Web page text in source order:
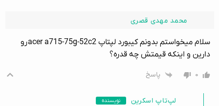
محمد مهدی قصری
سلام میخواستم بدونم کیبورد لپتاپ
acer a715-75g-52c2 رو
دارین و اینکه قیمتش چه قدره؟
۰ پاسخ
لپ‌تاپ اسکرین نویسنده